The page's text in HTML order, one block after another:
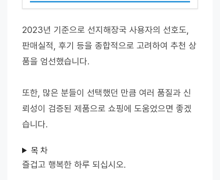
2023년 기준으로 선지해장국 사용자의 선호도,
판매실적, 후기 등을 종합적으로 고려하여 추천 상
품을 엄선했습니다.
또한, 많은 분들이 선택했던 만큼 여러 품질과 신
뢰성이 검증된 제품으로 쇼핑에 도움었으면 좋겠
습니다.
목 차
즐겁고 행복한 하루 되십시오.